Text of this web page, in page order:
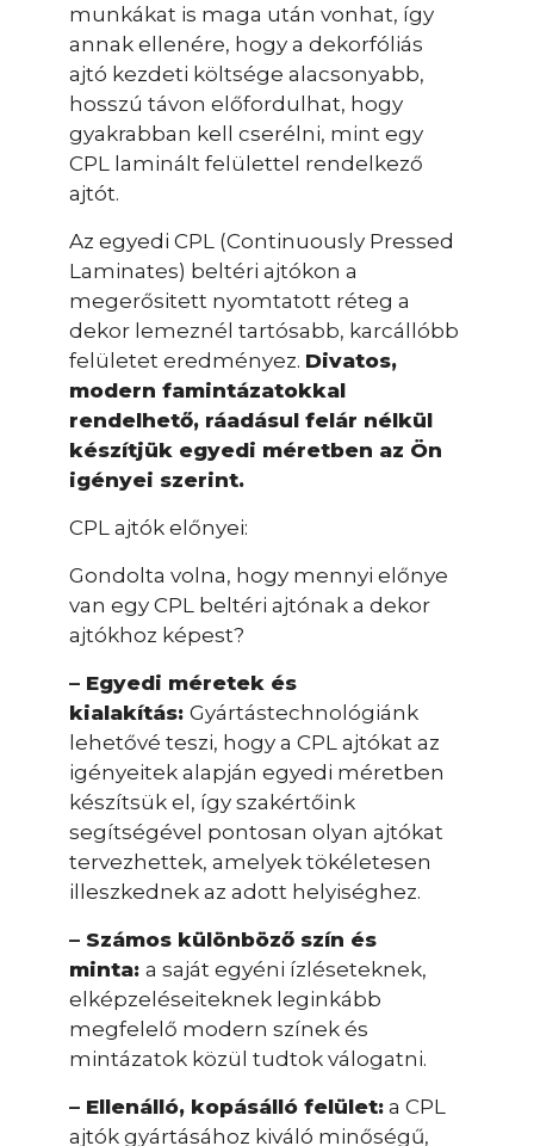
munkákat is maga után vonhat, így
annak ellenére, hogy a dekorfóliás
ajtó kezdeti költsége alacsonyabb,
hosszú távon előfordulhat, hogy
gyakrabban kell cserélni, mint egy
CPL laminált felülettel rendelkező
ajtót.
Az egyedi CPL (Continuously Pressed
Laminates) beltéri ajtókon a
megerősitett nyomtatott réteg a
dekor lemeznél tartósabb, karcállóbb
felületet eredményez. Divatos,
modern famintázatokkal
rendelhető, ráadásul felár nélkül
készítjük egyedi méretben az Ön
igényei szerint.
CPL ajtók előnyei:
Gondolta volna, hogy mennyi előnye
van egy CPL beltéri ajtónak a dekor
ajtókhoz képest?
– Egyedi méretek és
kialakítás: Gyártástechnológiánk
lehetővé teszi, hogy a CPL ajtókat az
igényeitek alapján egyedi méretben
készítsük el, így szakértőink
segítségével pontosan olyan ajtókat
tervezhettek, amelyek tökéletesen
illeszkednek az adott helyiséghez.
– Számos különböző szín és
minta: a saját egyéni ízléseteknek,
elképzeléseiteknek leginkább
megfelelő modern színek és
mintázatok közül tudtok válogatni.
– Ellenálló, kopásálló felület: a CPL
ajtók gyártásához kiváló minőségű,